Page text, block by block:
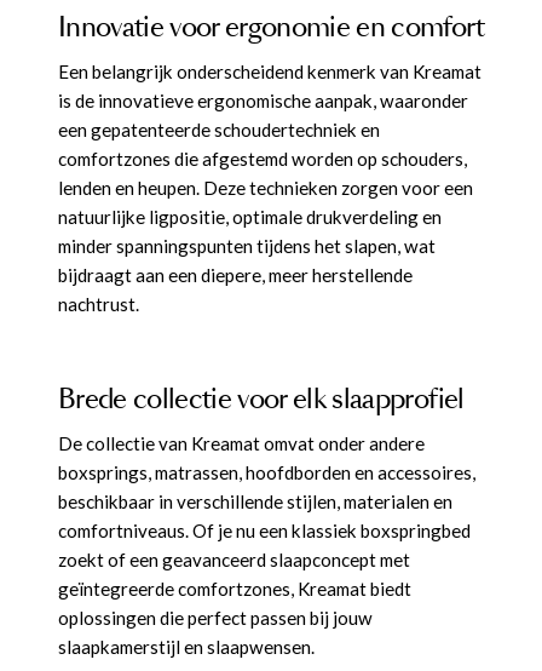
Innovatie voor ergonomie en comfort
Een belangrijk onderscheidend kenmerk van Kreamat
is de innovatieve ergonomische aanpak, waaronder
een gepatenteerde schoudertechniek en
comfortzones die afgestemd worden op schouders,
lenden en heupen. Deze technieken zorgen voor een
natuurlijke ligpositie, optimale drukverdeling en
minder spanningspunten tijdens het slapen, wat
bijdraagt aan een diepere, meer herstellende
nachtrust.
Brede collectie voor elk slaapprofiel
De collectie van Kreamat omvat onder andere
boxsprings, matrassen, hoofdborden en accessoires,
beschikbaar in verschillende stijlen, materialen en
comfortniveaus. Of je nu een klassiek boxspringbed
zoekt of een geavanceerd slaapconcept met
geïntegreerde comfortzones, Kreamat biedt
oplossingen die perfect passen bij jouw
slaapkamerstijl en slaapwensen.
Boxspring Argos Legno 180 x 200 cm
Boxspring Divine 180 x 200 cm
Boxspring elektrisch Artemis 180 x 200
Boxspring Elektrisch Organic 180 x 200
Boxspring Lyfos 180 x 200 cm
Boxspring Muscolos 180 x 200 cm